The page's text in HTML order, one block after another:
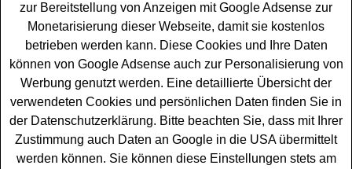
Emsland Quelle Gewinnspiel -
Fahrradreise gewinnen
Ein kostenloses Emsland Quelle Gewinnspiel für alle,
die gern eine schöneFahrradreise gewinnenmöchten.
Emsland Quelle verlost eine schöne Wochenend-Reise
mit dem Fahrrad auf dem EmsRad-Erlebnisradweg mit
zwei Etappen von Rheine nach Meppen und Meppen
nach Papenburg - inklusive zwei Übernachtungen im
zur Bereitstellung von Anzeigen mit Google Adsense zur
Monetarisierung dieser Webseite, damit sie kostenlos
betrieben werden kann. Diese Cookies und Ihre Daten
können von Google Adsense auch zur Personalisierung von
Werbung genutzt werden. Eine detaillierte Übersicht der
verwendeten Cookies und persönlichen Daten finden Sie in
der Datenschutzerklärung. Bitte beachten Sie, dass mit Ihrer
Zustimmung auch Daten an Google in die USA übermittelt
werden können. Sie können diese Einstellungen stets am